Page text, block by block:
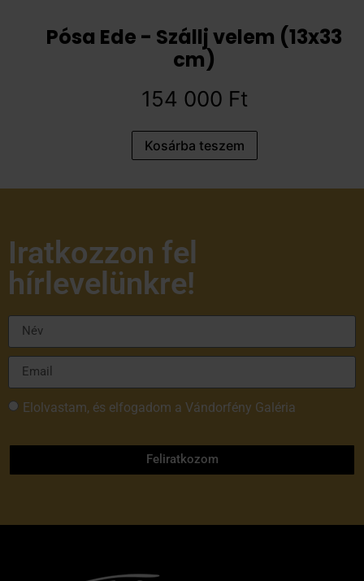
Pósa Ede - Szállj velem (13x33
cm)
154 000 Ft
Kosárba teszem
Iratkozzon fel
hírlevelünkre!
Elolvastam, és elfogadom a Vándorfény Galéria
Feliratkozom